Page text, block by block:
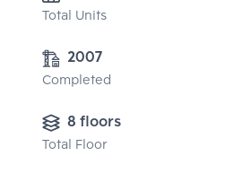
Total Units
2007
Completed
8 floors
Total Floor